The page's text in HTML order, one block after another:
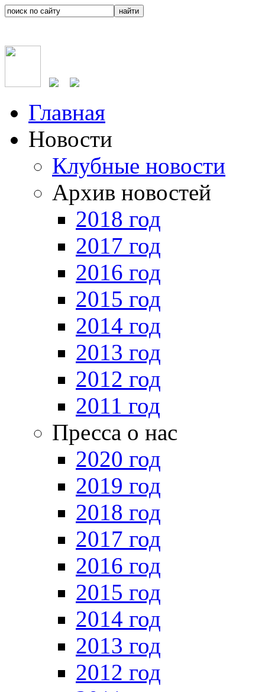
Главная
Новости
Клубные новости
Архив новостей
2018 год
2017 год
2016 год
2015 год
2014 год
2013 год
2012 год
2011 год
Пресса о нас
2020 год
2019 год
2018 год
2017 год
2016 год
2015 год
2014 год
2013 год
2012 год